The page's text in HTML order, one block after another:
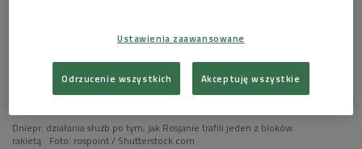
Dniepr: działania służb po tym, jak Rosjanie trafili jeden z bloków
rakietą Foto: rospoint / Shutterstock.com
Ustawienia zaawansowane
Odrzucenie wszystkich Akceptuję wszystkie